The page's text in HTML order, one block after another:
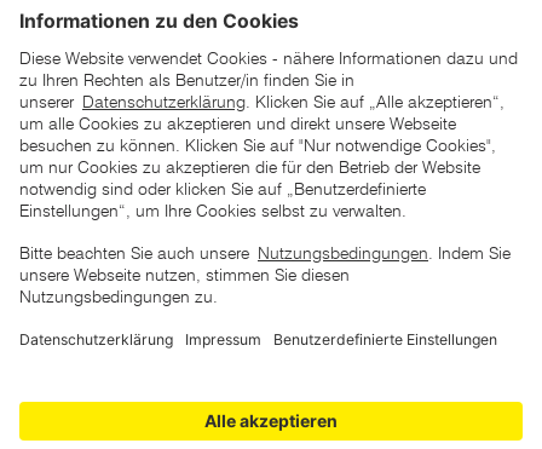
Copyright © 2026 ZGONC. Alle Rechte vorbehalten.
AGB Datenschutz Impressum Barrierefreiheitserklärung